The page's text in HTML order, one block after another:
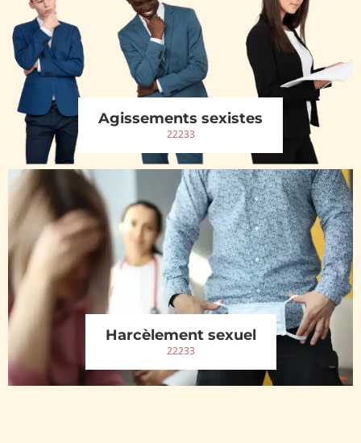
Agissements sexistes
22233
Harcèlement sexuel
22233